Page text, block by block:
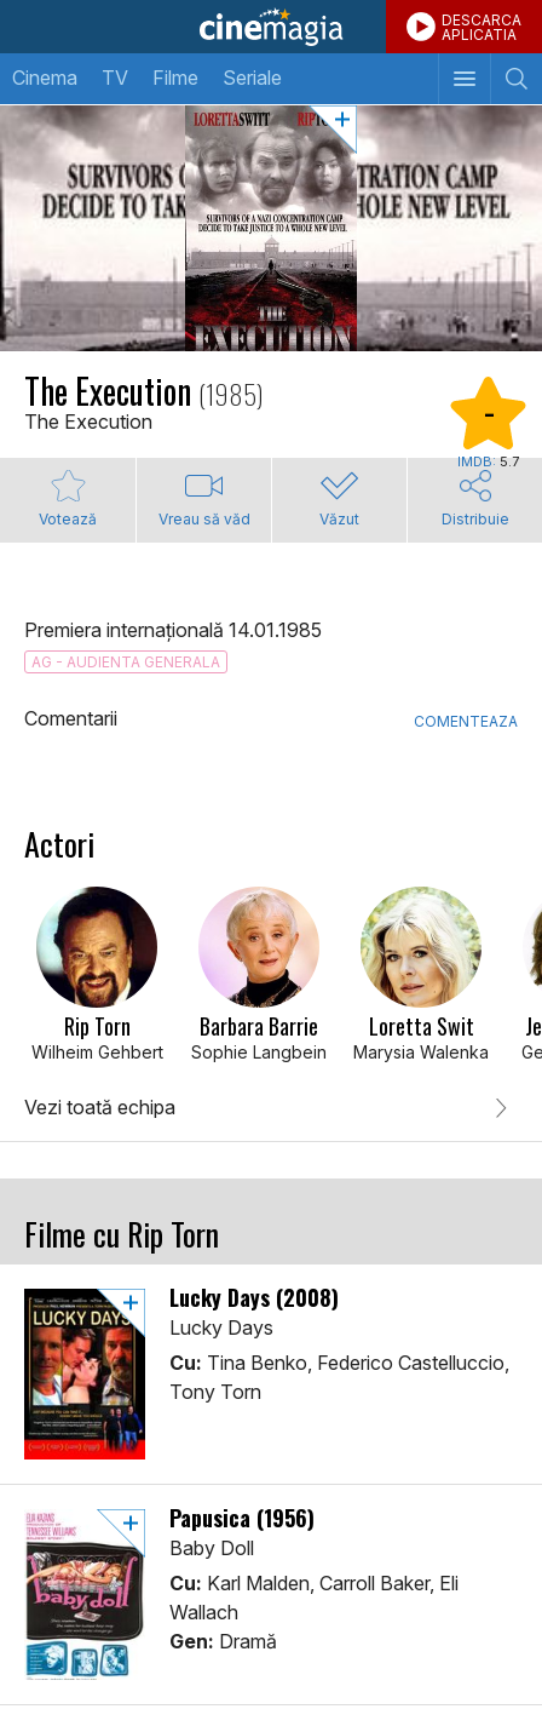
DESCARCA
APLICATIA
Cinema TV Filme Seriale
The Execution (1985)
The Execution -
IMDB:5.7
Votează Vreau să văd Văzut Distribuie
Premiera internațională 14.01.1985
AG - AUDIENTA GENERALA
Comentarii COMENTEAZA
Actori
Rip Torn
Wilheim Gehbert
Barbara Barrie
Sophie Langbein
Loretta Swit
Marysia Walenka
Vezi toată echipa
Filme cu Rip Torn
Lucky Days (2008)
Lucky Days
Cu: Tina Benko, Federico Castelluccio,
Tony Torn
Papusica (1956)
Baby Doll
Cu: Karl Malden, Carroll Baker, Eli
Wallach
Gen: Dramă